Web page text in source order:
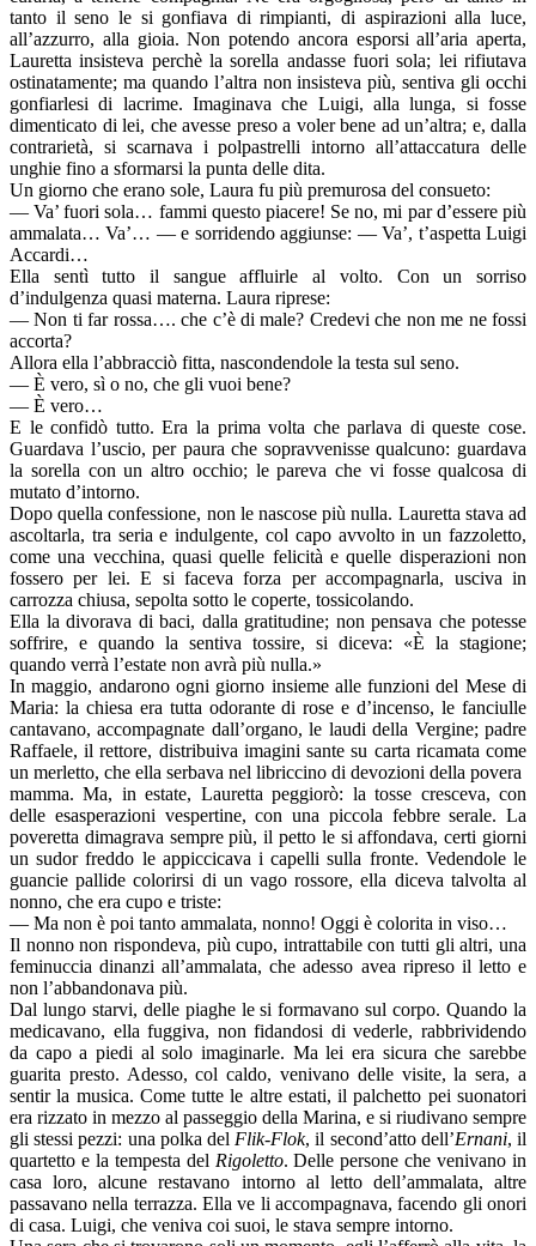
tanto il seno le si gonfiava di rimpianti, di aspirazioni alla luce,
all’azzurro, alla gioia. Non potendo ancora esporsi all’aria aperta,
Lauretta insisteva perchè la sorella andasse fuori sola; lei rifiutava
ostinatamente; ma quando l’altra non insisteva più, sentiva gli occhi
gonfiarlesi di lacrime. Imaginava che Luigi, alla lunga, si fosse
dimenticato di lei, che avesse preso a voler bene ad un’altra; e, dalla
contrarietà, si scarnava i polpastrelli intorno all’attaccatura delle
unghie fino a sformarsi la punta delle dita.
Un giorno che erano sole, Laura fu più premurosa del consueto:
— Va’ fuori sola… fammi questo piacere! Se no, mi par d’essere più
ammalata… Va’… — e sorridendo aggiunse: — Va’, t’aspetta Luigi
Accardi…
Ella sentì tutto il sangue affluirle al volto. Con un sorriso
d’indulgenza quasi materna. Laura riprese:
— Non ti far rossa…. che c’è di male? Credevi che non me ne fossi
accorta?
Allora ella l’abbracciò fitta, nascondendole la testa sul seno.
— È vero, sì o no, che gli vuoi bene?
— È vero…
E le confidò tutto. Era la prima volta che parlava di queste cose.
Guardava l’uscio, per paura che sopravvenisse qualcuno: guardava
la sorella con un altro occhio; le pareva che vi fosse qualcosa di
mutato d’intorno.
Dopo quella confessione, non le nascose più nulla. Lauretta stava ad
ascoltarla, tra seria e indulgente, col capo avvolto in un fazzoletto,
come una vecchina, quasi quelle felicità e quelle disperazioni non
fossero per lei. E si faceva forza per accompagnarla, usciva in
carrozza chiusa, sepolta sotto le coperte, tossicolando.
Ella la divorava di baci, dalla gratitudine; non pensava che potesse
soffrire, e quando la sentiva tossire, si diceva: «È la stagione;
quando verrà l’estate non avrà più nulla.»
In maggio, andarono ogni giorno insieme alle funzioni del Mese di
Maria: la chiesa era tutta odorante di rose e d’incenso, le fanciulle
cantavano, accompagnate dall’organo, le laudi della Vergine; padre
Raffaele, il rettore, distribuiva imagini sante su carta ricamata come
un merletto, che ella serbava nel libriccino di devozioni della povera
mamma. Ma, in estate, Lauretta peggiorò: la tosse cresceva, con
delle esasperazioni vespertine, con una piccola febbre serale. La
poveretta dimagrava sempre più, il petto le si affondava, certi giorni
un sudor freddo le appiccicava i capelli sulla fronte. Vedendole le
guancie pallide colorirsi di un vago rossore, ella diceva talvolta al
nonno, che era cupo e triste:
— Ma non è poi tanto ammalata, nonno! Oggi è colorita in viso…
Il nonno non rispondeva, più cupo, intrattabile con tutti gli altri, una
feminuccia dinanzi all’ammalata, che adesso avea ripreso il letto e
non l’abbandonava più.
Dal lungo starvi, delle piaghe le si formavano sul corpo. Quando la
medicavano, ella fuggiva, non fidandosi di vederle, rabbrividendo
da capo a piedi al solo imaginarle. Ma lei era sicura che sarebbe
guarita presto. Adesso, col caldo, venivano delle visite, la sera, a
sentir la musica. Come tutte le altre estati, il palchetto pei suonatori
era rizzato in mezzo al passeggio della Marina, e si riudivano sempre
gli stessi pezzi: una polka del Flik-Flok, il second’atto dell’Ernani, il
quartetto e la tempesta del Rigoletto. Delle persone che venivano in
casa loro, alcune restavano intorno al letto dell’ammalata, altre
passavano nella terrazza. Ella ve li accompagnava, facendo gli onori
di casa. Luigi, che veniva coi suoi, le stava sempre intorno.